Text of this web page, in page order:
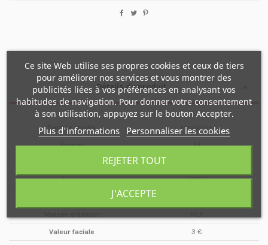
Détails du produit
Type de média Magazine
Format A4
Année 2005
Valeur faciale 3 €
Ce site Web utilise ses propres cookies et ceux de tiers
pour améliorer nos services et vous montrer des
publicités liées à vos préférences en analysant vos
habitudes de navigation. Pour donner votre consentement
à son utilisation, appuyez sur le bouton Accepter.
Plus d'informations Personnaliser les cookies
REJETER TOUT
J'ACCEPTE